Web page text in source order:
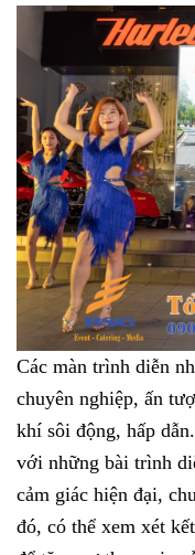
Các màn trình diễn
chuyên nghiệp, ấn
khí sôi động, hấp
với những bài trình
cảm giác hiện đại,
đó, có thể xem xét